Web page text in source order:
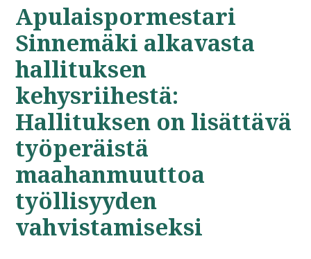
Apulaispormestari
Sinnemäki alkavasta
hallituksen
kehysriihestä:
Hallituksen on lisättävä
työperäistä
maahanmuuttoa
työllisyyden
vahvistamiseksi